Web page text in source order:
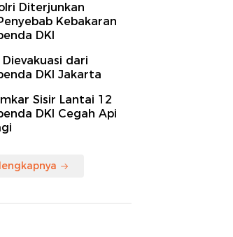
Diterjunkan
Kebakaran
DKI
dari
DKI Jakarta
Sisir Lantai 12
DKI Cegah Api